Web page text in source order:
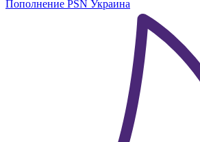
Пополнение PSN Украина